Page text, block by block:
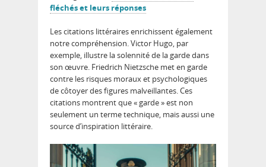
fléchés et leurs réponses
Les citations littéraires enrichissent également
notre compréhension. Victor Hugo, par
exemple, illustre la solennité de la garde dans
son œuvre. Friedrich Nietzsche met en garde
contre les risques moraux et psychologiques
de côtoyer des figures malveillantes. Ces
citations montrent que « garde » est non
seulement un terme technique, mais aussi une
source d’inspiration littéraire.